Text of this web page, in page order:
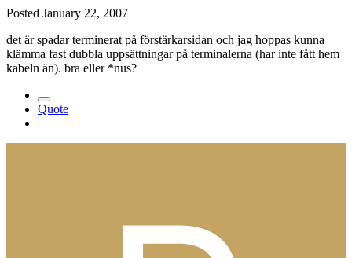
Posted January 22, 2007
det är spadar terminerat på förstärkarsidan och jag hoppas kunna
klämma fast dubbla uppsättningar på terminalerna (har inte fått hem
kabeln än). bra eller *nus?
Quote